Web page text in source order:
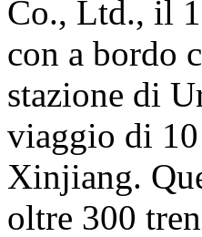
Co., Ltd., il
con a bordo
stazione di
viaggio di
Xinjiang.
oltre 300